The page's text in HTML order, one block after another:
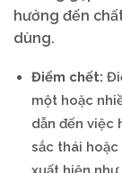
hưởng đến
dùng.
Điểm chết:
một hoặc
dẫn đến việc
sắc thái